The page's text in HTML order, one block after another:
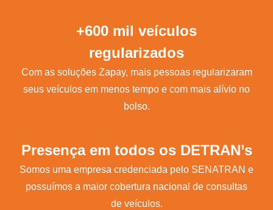
+600 mil veículos
regularizados
Com as soluções Zapay, mais pessoas regularizaram
seus veículos em menos tempo e com mais alívio no
bolso.
Presença em todos os DETRAN’s
Somos uma empresa credenciada pelo SENATRAN e
possuímos a maior cobertura nacional de consultas
de veículos.